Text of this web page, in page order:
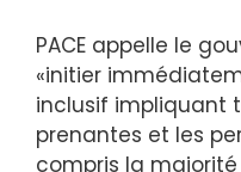
PACE appelle le
«initier
inclusif impliquant
prenantes et les
compris la majorité